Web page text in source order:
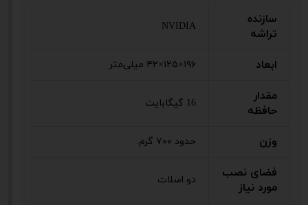
سازنده
تراشه
NVIDIA
ابعاد ۱۹۶×۱۲۵×۴۲ میلی‌متر
مقدار
حافظه
16 گیگابایت
وزن حدود ۷۰۰ گرم.
فضای نصب
مورد نیاز
دو اسلات